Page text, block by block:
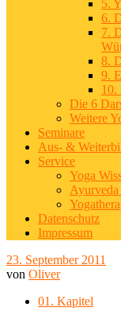
5.
6.
7.
8.
9.
10.
Die 6
Weitere
Seminare
Aus- &
Service
Yoga
Ayurveda
Datenschutz
Impressum
23. September 2011
von Oliver
01. Kapitel